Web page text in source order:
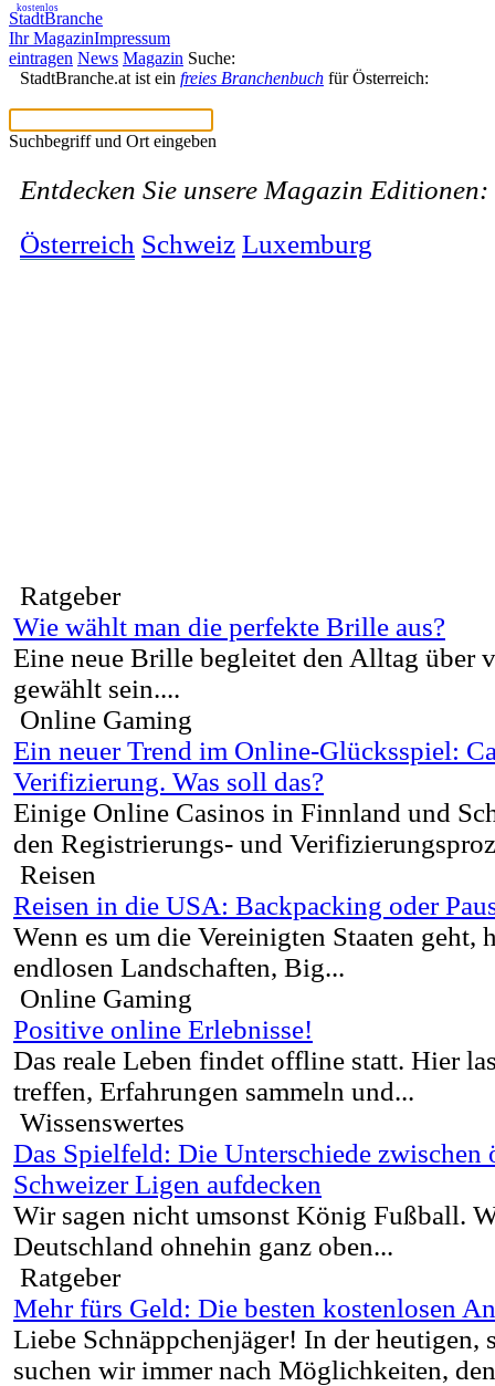
StadtBranche
Ihr MagazinImpressum
kostenlos
eintragen News Magazin Suche:
StadtBranche.at ist ein freies Branchenbuch für Österreich:
Suchbegriff und Ort eingeben
Entdecken Sie unsere Magazin Editionen:
Österreich Schweiz Luxemburg
Ratgeber
Wie wählt man die perfekte Brille aus?
Eine neue Brille begleitet den Alltag über
gewählt sein....
Online Gaming
Ein neuer Trend im Online-Glücksspiel:
Verifizierung. Was soll das?
Einige Online Casinos in Finnland und
den Registrierungs- und
Reisen
Reisen in die USA: Backpacking oder
Wenn es um die Vereinigten Staaten
endlosen Landschaften, Big...
Online Gaming
Positive online Erlebnisse!
Das reale Leben findet offline statt. Hier
treffen, Erfahrungen sammeln und...
Wissenswertes
Das Spielfeld: Die Unterschiede zwischen
Schweizer Ligen aufdecken
Wir sagen nicht umsonst König Fußball.
Deutschland ohnehin ganz oben...
Ratgeber
Mehr fürs Geld: Die besten kostenlosen
Liebe Schnäppchenjäger! In der heutigen,
suchen wir immer nach Möglichkeiten,